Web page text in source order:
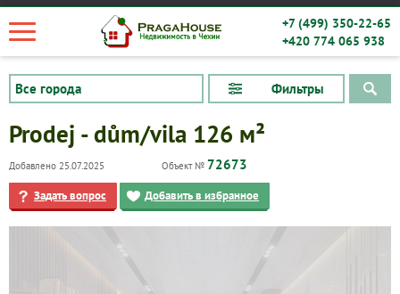
+7 (499) 350-22-65
+420 774 065 938
Фильтры
Prodej - dům/vila 126 м²
Добавлено 25.07.2025 Объект № 72673
Задать вопрос Добавить в избранное